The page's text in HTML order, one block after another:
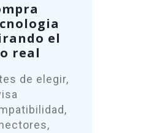
el
real
de elegir,